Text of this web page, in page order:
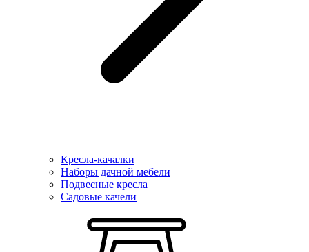
Кресла-качалки
Наборы дачной мебели
Подвесные кресла
Садовые качели